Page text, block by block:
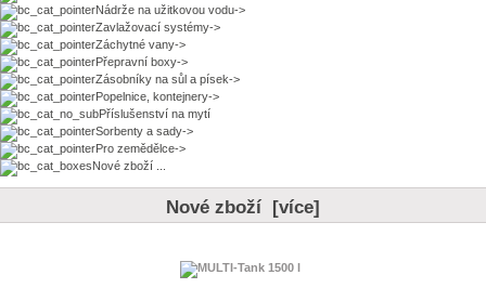
Nádrže na užitkovou vodu->
Zavlažovací systémy->
Záchytné vany->
Přepravní boxy->
Zásobníky na sůl a písek->
Popelnice, kontejnery->
Příslušenství na mytí
Sorbenty a sady->
Pro zemědělce->
Nové zboží ...
Nové zboží [více]